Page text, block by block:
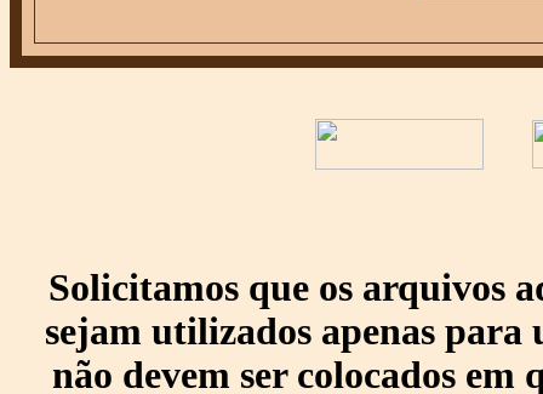
Solicitamos que os arquivos
sejam utilizados apenas para
não devem ser colocados